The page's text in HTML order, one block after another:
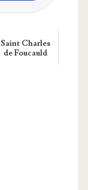
Saint Charles
de Foucauld